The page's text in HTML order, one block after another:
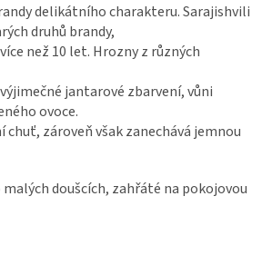
delikátního charakteru. Sarajishvili
druhů brandy,
než 10 let. Hrozny z různých
jantarové zbarvení, vůni
ovoce.
zároveň však zanechává jemnou
doušcích, zahřáté na pokojovou